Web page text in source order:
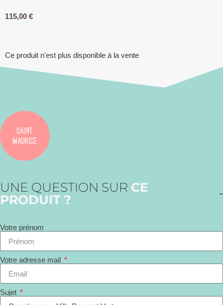
115,00 €
Ce produit n'est plus disponible à la vente
UNE QUESTION SUR CE
PRODUIT ?
Votre prénom
Votre adresse mail
Sujet